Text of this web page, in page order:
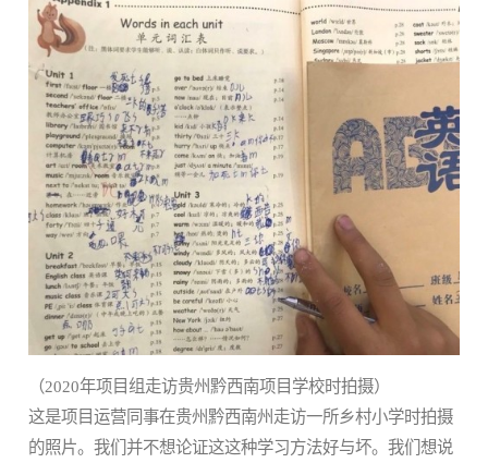
（2020年项目组走访贵州黔西南项目学校时拍摄）
这是项目运营同事在贵州黔西南州走访一所乡村小学时拍摄
的照片。我们并不想论证这这种学习方法好与坏。我们想说